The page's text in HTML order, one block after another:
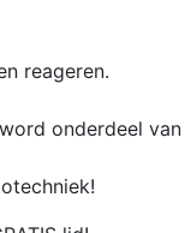
reageren.
onderdeel van